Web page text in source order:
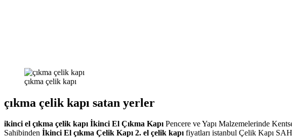
çıkma çelik kapı
çıkma çelik kapı satan yerler
ikinci el çıkma çelik kapı İkinci El Çıkma KapıPencere ve Yapı Malzemelerinde
Sahibinden İkinci El çıkma Çelik Kapı 2. el çelik kapıfiyatları istanbul Çelik Kapı